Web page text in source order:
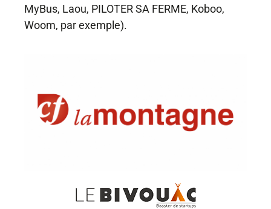
MyBus, Laou, PILOTER SA FERME, Koboo,
Woom, par exemple).